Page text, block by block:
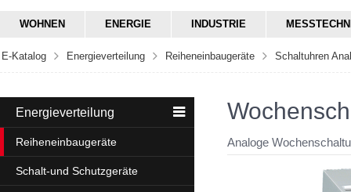
WOHNEN ENERGIE INDUSTRIE
E-Katalog Energieverteilung Reiheneinbaugeräte Schaltuhren
Energieverteilung
Reiheneinbaugeräte
Schalt-und Schutzgeräte
Analoge